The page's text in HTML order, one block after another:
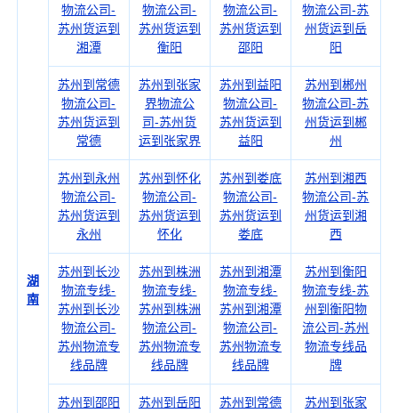
湖
南
物流公司-
苏州货运到
湘潭
物流公司-
苏州货运到
衡阳
物流公司-
苏州货运到
邵阳
物流公司-苏
州货运到岳
阳
苏州到常德
物流公司-
苏州货运到
常德
苏州到张家
界物流公
司-苏州货
运到张家界
苏州到益阳
物流公司-
苏州货运到
益阳
苏州到郴州
物流公司-苏
州货运到郴
州
苏州到永州
物流公司-
苏州货运到
永州
苏州到怀化
物流公司-
苏州货运到
怀化
苏州到娄底
物流公司-
苏州货运到
娄底
苏州到湘西
物流公司-苏
州货运到湘
西
苏州到长沙
物流专线-
苏州到长沙
物流公司-
苏州物流专
线品牌
苏州到株洲
物流专线-
苏州到株洲
物流公司-
苏州物流专
线品牌
苏州到湘潭
物流专线-
苏州到湘潭
物流公司-
苏州物流专
线品牌
苏州到衡阳
物流专线-苏
州到衡阳物
流公司-苏州
物流专线品
牌
苏州到邵阳
苏州到岳阳
苏州到常德
苏州到张家